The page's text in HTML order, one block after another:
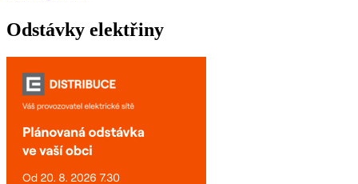
Odstávky elektřiny